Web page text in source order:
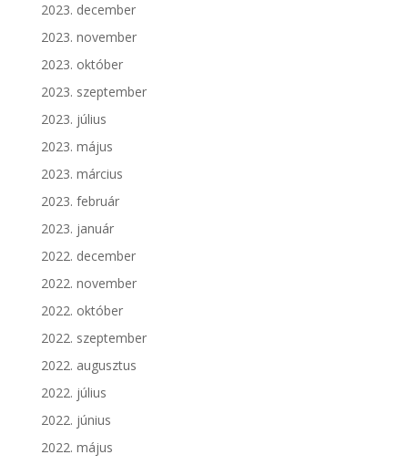
2023. december
2023. november
2023. október
2023. szeptember
2023. július
2023. május
2023. március
2023. február
2023. január
2022. december
2022. november
2022. október
2022. szeptember
2022. augusztus
2022. július
2022. június
2022. május